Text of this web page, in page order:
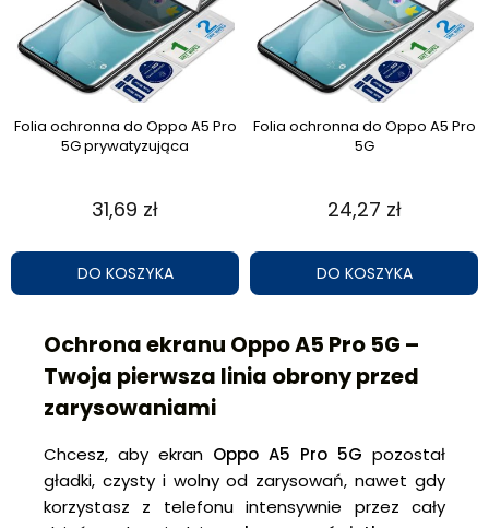
Folia ochronna do Oppo A5 Pro
5G prywatyzująca
31,69 zł
DO KOSZYKA
Folia ochronna do Oppo A5 Pro
5G
24,27 zł
DO KOSZYKA
Ochrona ekranu Oppo A5 Pro 5G –
Twoja pierwsza linia obrony przed
zarysowaniami
Chcesz, aby ekran Oppo A5 Pro 5G pozostał
gładki, czysty i wolny od zarysowań, nawet gdy
korzystasz z telefonu intensywnie przez cały